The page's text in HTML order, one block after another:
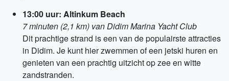
13:00 uur: Altinkum Beach
7 minuten (2,1 km) van Didim Marina Yacht Club
Dit prachtige strand is een van de populairste attracties
in Didim. Je kunt hier zwemmen of een jetski huren en
genieten van een prachtig uitzicht op zee en witte
zandstranden.